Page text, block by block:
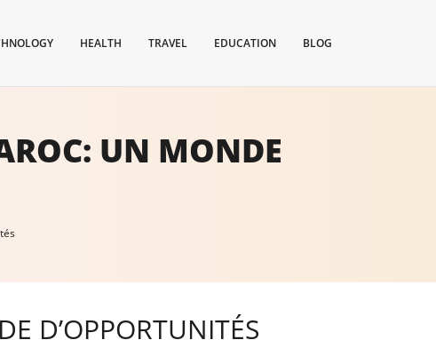
HEALTH TRAVEL EDUCATION BLOG
UN MONDE
D’OPPORTUNITÉS